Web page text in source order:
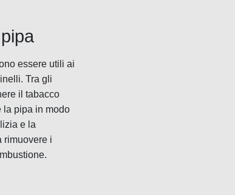
essere utili ai
Tra gli
il tabacco
la pipa in modo
e la
rimuovere i